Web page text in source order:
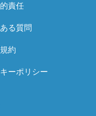
責任
る質問
約
ーポリシー